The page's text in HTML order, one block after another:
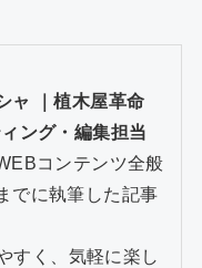
ャ
｜植木屋革命
ング・編集担当
コンテンツ全般
でに執筆した記事
すく、気軽に楽し